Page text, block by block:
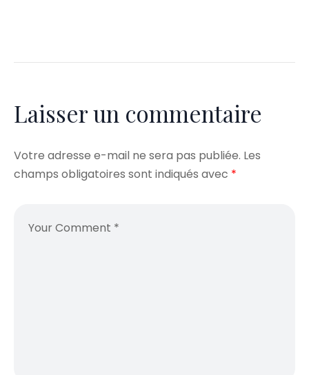
Laisser un commentaire
Votre adresse e-mail ne sera pas publiée. Les
champs obligatoires sont indiqués avec *